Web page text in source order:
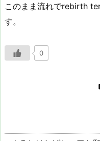
このまま流れでrebirth
す。
0